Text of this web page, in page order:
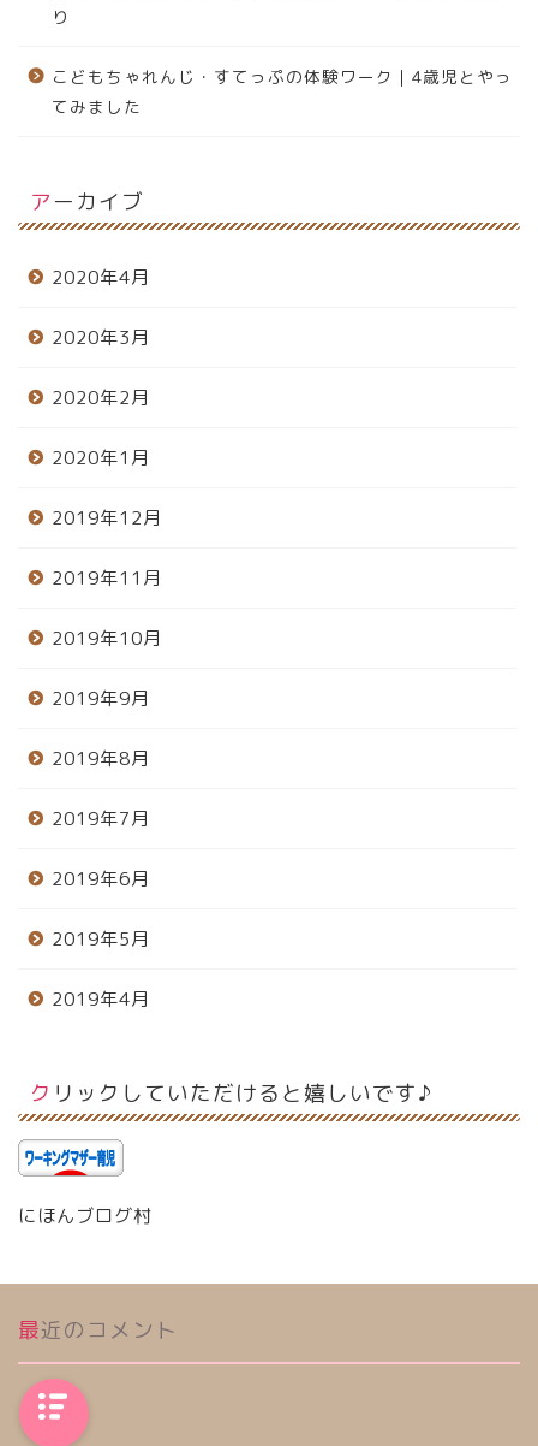
り
こどもちゃれんじ・すてっぷの体験ワーク｜4歳児とやっ
てみました
アーカイブ
2020年4月
2020年3月
2020年2月
2020年1月
2019年12月
2019年11月
2019年10月
2019年9月
2019年8月
2019年7月
2019年6月
2019年5月
2019年4月
クリックしていただけると嬉しいです♪
にほんブログ村
最近のコメント